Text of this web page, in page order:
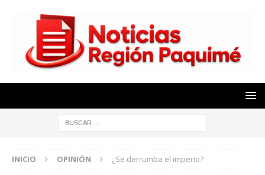
INICIO OPINIÓN ¿Se derrumba el imperio?